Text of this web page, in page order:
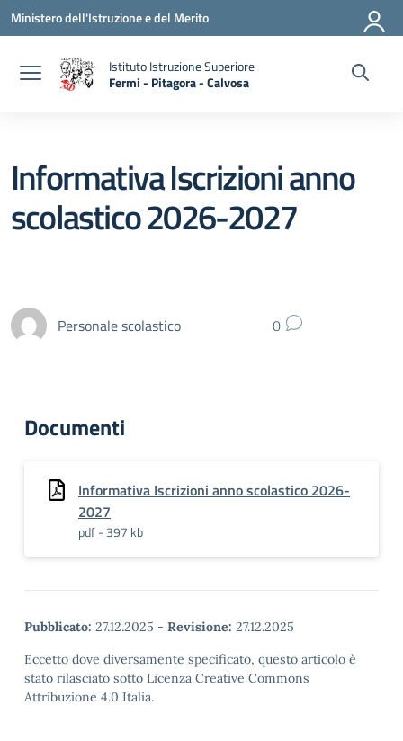
Vai ai contenuti
Vai al menu di navigazione
Vai al footer
Ministero dell'Istruzione e del Merito
Istituto Istruzione Superiore
Fermi - Pitagora - Calvosa
— Visita la pagina iniziale della scuola
Informativa Iscrizioni anno
scolastico 2026-2027
Personale scolastico 0
Documenti
Informativa Iscrizioni anno scolastico 2026-
2027
pdf - 397 kb
Pubblicato: 27.12.2025 - Revisione: 27.12.2025
Eccetto dove diversamente specificato, questo articolo è
stato rilasciato sotto Licenza Creative Commons
Attribuzione 4.0 Italia.